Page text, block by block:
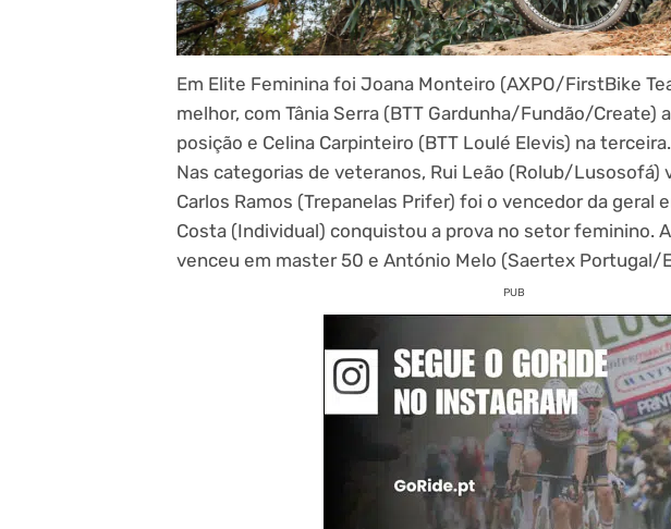
Em Elite Feminina foi Joana Monteiro (AXPO/FirstBike
melhor, com Tânia Serra (BTT Gardunha/Fundão/Create)
posição e Celina Carpinteiro (BTT Loulé Elevis) na terceira.
Nas categorias de veteranos, Rui Leão (Rolub/Lusosofá)
Carlos Ramos (Trepanelas Prifer) foi o vencedor da geral
Costa (Individual) conquistou a prova no setor feminino.
venceu em master 50 e António Melo (Saertex Portugal/
PUB